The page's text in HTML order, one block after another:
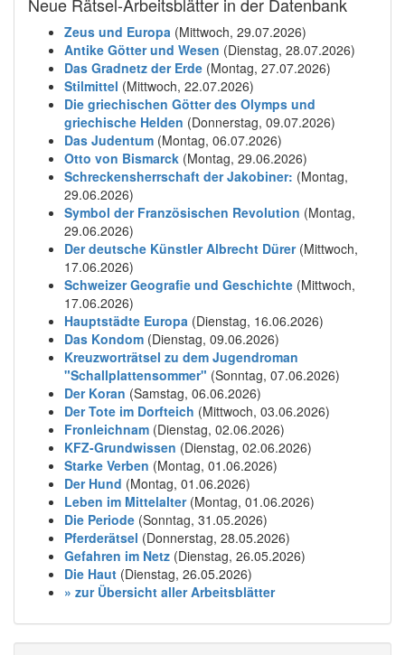
Neue Rätsel-Arbeitsblätter in der Datenbank
Zeus und Europa (Mittwoch, 29.07.2026)
Antike Götter und Wesen (Dienstag, 28.07.2026)
Das Gradnetz der Erde (Montag, 27.07.2026)
Stilmittel (Mittwoch, 22.07.2026)
Die griechischen Götter des Olymps und
griechische Helden (Donnerstag, 09.07.2026)
Das Judentum (Montag, 06.07.2026)
Otto von Bismarck (Montag, 29.06.2026)
Schreckensherrschaft der Jakobiner: (Montag,
29.06.2026)
Symbol der Französischen Revolution (Montag,
29.06.2026)
Der deutsche Künstler Albrecht Dürer(Mittwoch,
17.06.2026)
Schweizer Geografie und Geschichte (Mittwoch,
17.06.2026)
Hauptstädte Europa (Dienstag, 16.06.2026)
Das Kondom (Dienstag, 09.06.2026)
Kreuzworträtsel zu dem Jugendroman
"Schallplattensommer" (Sonntag, 07.06.2026)
Der Koran (Samstag, 06.06.2026)
Der Tote im Dorfteich (Mittwoch, 03.06.2026)
Fronleichnam (Dienstag, 02.06.2026)
KFZ-Grundwissen (Dienstag, 02.06.2026)
Starke Verben (Montag, 01.06.2026)
Der Hund (Montag, 01.06.2026)
Leben im Mittelalter(Montag, 01.06.2026)
Die Periode (Sonntag, 31.05.2026)
Pferderätsel (Donnerstag, 28.05.2026)
Gefahren im Netz (Dienstag, 26.05.2026)
Die Haut (Dienstag, 26.05.2026)
» zur Übersicht aller Arbeitsblätter